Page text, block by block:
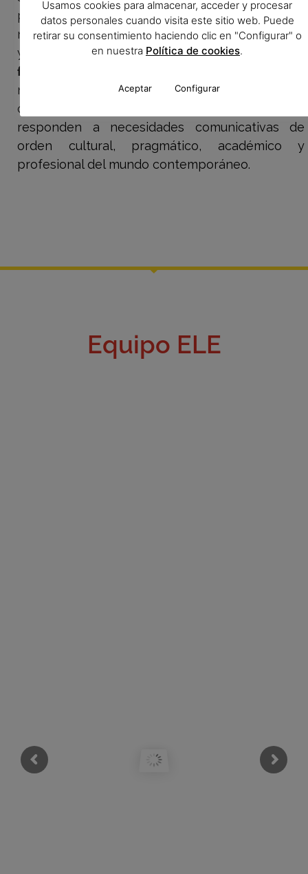
personal y privado a través de
nuestraplataforma, tomando en consideración
y equilibradamente las evaluacionesconstantes
formativas
nuestros cursos están diseñados en
correspondencia con los niveles del
responden a necesidades comunicativas de
orden cultural, pragmático, académico y
profesional del mundo contemporáneo.
Equipo ELE
Usamos cookies para almacenar, acceder y procesar
datos personales cuando visita este sitio web. Puede
retirar su consentimiento haciendo clic en "Configurar" o
en nuestra Política de cookies.
Aceptar Configurar